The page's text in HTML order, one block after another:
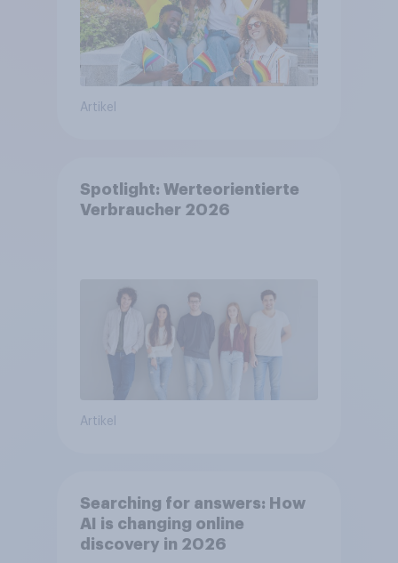
Artikel
Spotlight: Werteorientierte
Verbraucher 2026
Artikel
Searching for answers: How
AI is changing online
discovery in 2026